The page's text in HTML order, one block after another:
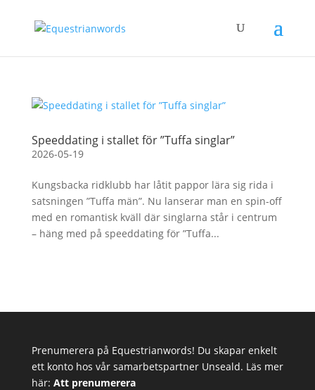
Speeddating i stallet för ”Tuffa singlar”
2026-05-19
Kungsbacka ridklubb har låtit pappor lära sig rida i
satsningen ”Tuffa män”. Nu lanserar man en spin-off
med en romantisk kväll där singlarna står i centrum
– häng med på speeddating för ”Tuffa...
Prenumerera på Equestrianwords! Du skapar enkelt
ett konto hos vår samarbetspartner Unseald. Läs mer
här: Att prenumerera